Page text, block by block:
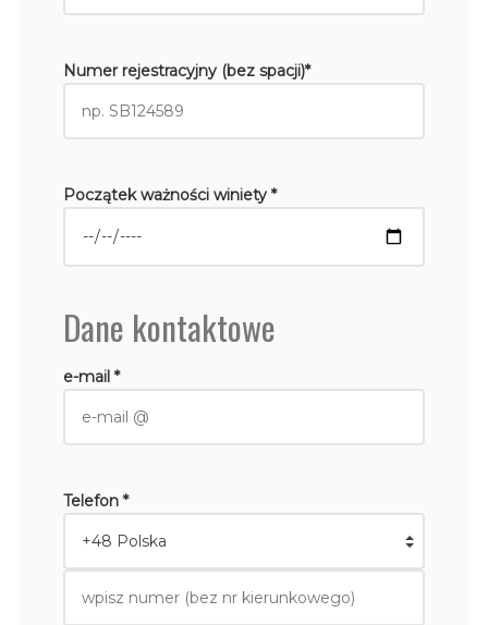
Numer rejestracyjny (bez spacji)*
Początek ważności winiety *
Dane kontaktowe
e-mail *
Telefon *